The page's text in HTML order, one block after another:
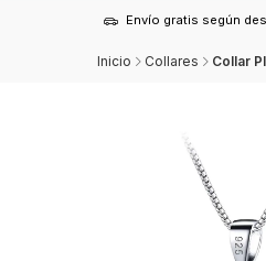
Envío gratis según
Inicio Collares Collar